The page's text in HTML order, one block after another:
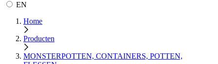
EN
Home
Producten
MONSTERPOTTEN, CONTAINERS, POTTEN,